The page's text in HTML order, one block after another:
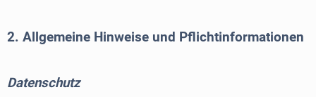
2. Allgemeine Hinweise und Pflichtinformationen
Datenschutz